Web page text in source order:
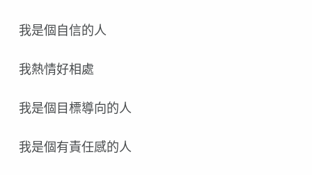
我是個自信的人
我熱情好相處
我是個目標導向的人
我是個有責任感的人